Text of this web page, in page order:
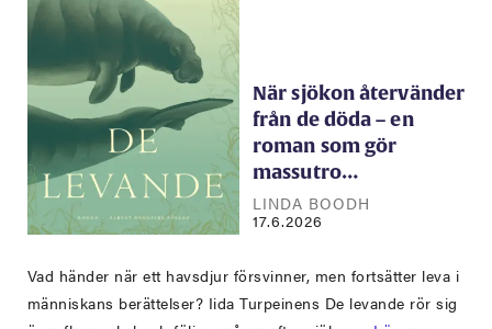
När sjökon återvänder
från de döda – en
roman som gör
massutro…
LINDA BOODH
17.6.2026
Vad händer när ett havsdjur försvinner, men fortsätter leva i
människans berättelser? Iida Turpeinens De levande rör sig